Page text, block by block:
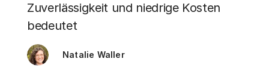
Zuverlässigkeit und niedrige Kosten
bedeutet
Natalie Waller